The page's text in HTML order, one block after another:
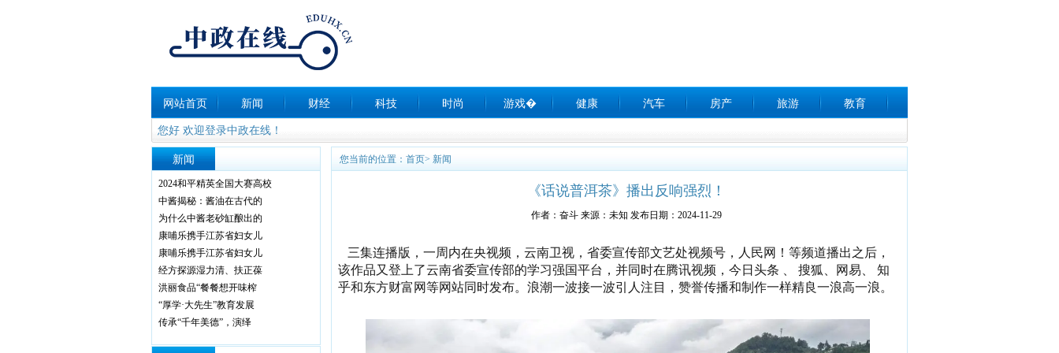
网站首页 新闻 财经 科技 时尚 游戏� 健康 汽车 房产 旅游 教育
您好 欢迎登录中政在线！
新闻
2024和平精英全国大赛高校
中酱揭秘：酱油在古代的
为什么中酱老砂缸酿出的
康哺乐携手江苏省妇女儿
康哺乐携手江苏省妇女儿
经方探源湿力清、扶正葆
洪丽食品“餐餐想开味榨
“厚学·大先生”教育发展
传承“千年美德”，演绎
您当前的位置： 首页> 新闻
《话说普洱茶》播出反响强烈！
作者：奋斗 来源：未知 发布日期：2024-11-29
三集连播版，一周内在央视频，云南卫视，省委宣传部文艺处视频号，人民网！等频道播出之后，
该作品又登上了云南省委宣传部的学习强国平台，并同时在腾讯视频，今日头条 、 搜狐、网易、 知
乎和东方财富网等网站同时发布。浪潮一波接一波引人注目，赞誉传播和制作一样精良一浪高一浪。